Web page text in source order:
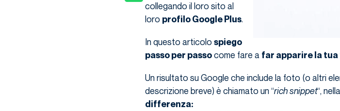
collegando il loro sito al
loro profilo Google Plus.
In questo articolo spiego
passo per passocome fare a far apparire la
Un risultato su Google che include la foto (o altri
descrizione breve) è chiamato un “rich snippet“,
differenza: